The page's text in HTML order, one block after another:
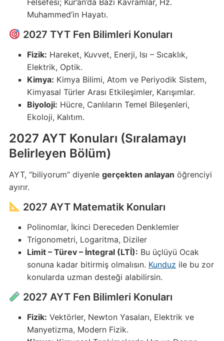
Muhammed’in Hayatı.
2027 TYT Fen Bilimleri Konuları
Fizik: Hareket, Kuvvet, Enerji, Isı – Sıcaklık,
Elektrik, Optik.
Kimya: Kimya Bilimi, Atom ve Periyodik Sistem,
Kimyasal Türler Arası Etkileşimler, Karışımlar.
Biyoloji: Hücre, Canlıların Temel Bileşenleri,
Ekoloji, Kalıtım.
2027 AYT Konuları (Sıralamayı
Belirleyen Bölüm)
AYT, “biliyorum” diyenle gerçekten anlayan öğrenciyi
ayırır.
2027 AYT Matematik Konuları
Polinomlar, İkinci Dereceden Denklemler
Trigonometri, Logaritma, Diziler
Limit – Türev – İntegral (LTİ): Bu üçlüyü Ocak
sonuna kadar bitirmiş olmalısın. Kunduz ile bu zor
konularda uzman desteği alabilirsin.
2027 AYT Fen Bilimleri Konuları
Fizik: Vektörler, Newton Yasaları, Elektrik ve
Manyetizma, Modern Fizik.